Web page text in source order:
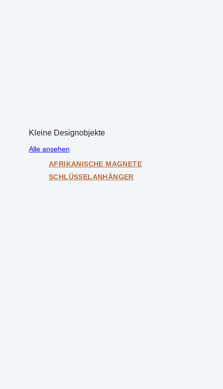
Kleine Designobjekte
Alle ansehen
AFRIKANISCHE MAGNETE
SCHLÜSSELANHÄNGER